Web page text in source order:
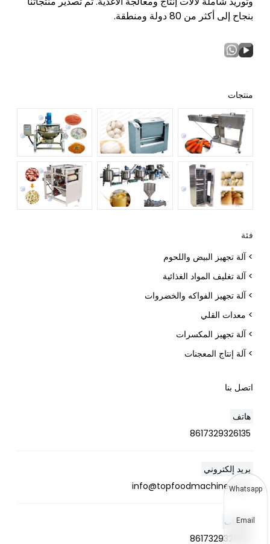
بنجاح إلى أكثر من 80 دولة ومنطقة.
منتجات
فئة
> آلة تجهيز البيض واللحوم
> آلة تغليف المواد الغذائية
> آلة تجهيز الفواكه والخضروات
> معدات القلي
> آلة تجهيز المكسرات
> آلة إنتاج المعجنات
اتصل بنا
هاتف
8617329326135
بريد إلكتروني
info@topfoodmachine.com
واتساب
8617329326135
Whatsapp
Email